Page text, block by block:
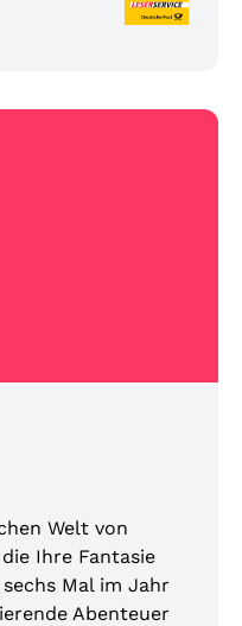
Welt von
Ihre Fantasie
Mal im Jahr
Abenteuer